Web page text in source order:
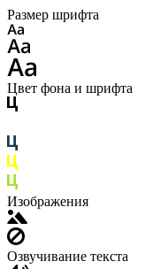
Размер шрифта
Цвет фона и шрифта
Изображения
Озвучивание текста